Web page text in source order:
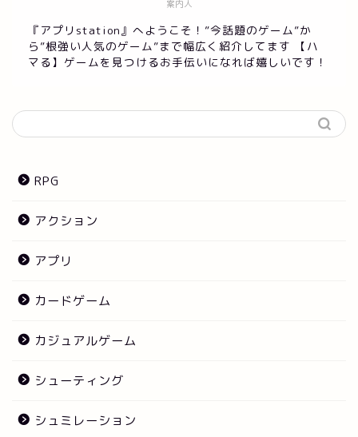
案内人
『アプリstation』へようこそ！”今話題のゲーム”か
ら”根強い人気のゲーム”まで幅広く紹介してます 【ハ
マる】ゲームを見つけるお手伝いになれば嬉しいです！
RPG
アクション
アプリ
カードゲーム
カジュアルゲーム
シューティング
シュミレーション